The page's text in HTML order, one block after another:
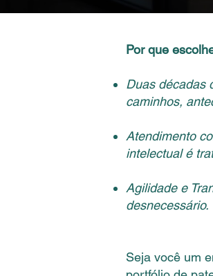
Por que
Duas décadas
caminhos,
Atendimento
intelectual é
Agilidade e
desnecessário.​
Seja você um